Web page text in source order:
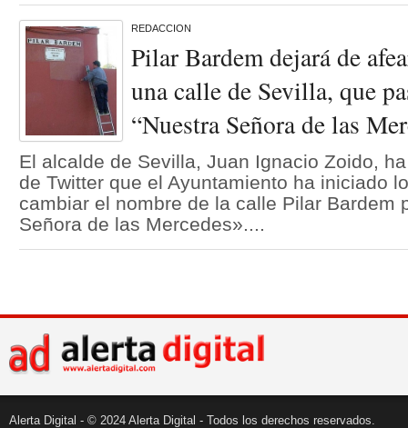
REDACCION
Pilar Bardem dejará de
una calle de Sevilla, que
“Nuestra Señora de las
El alcalde de Sevilla, Juan Ignacio Zoido,
de Twitter que el Ayuntamiento ha iniciado
cambiar el nombre de la calle Pilar Bardem
Señora de las Mercedes»....
Alerta Digital - © 2024 Alerta Digital - Todos los derechos reservados.